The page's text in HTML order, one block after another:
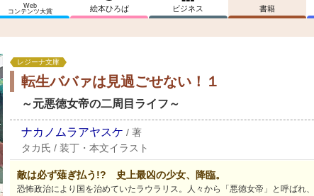
Web
コンテンツ大賞
絵本ひろば ビジネス 書籍
レジーナ文庫
転生ババァは見過ごせない！１
～元悪徳女帝の二周目ライフ～
ナカノムラアヤスケ / 著
タカ氏 / 装丁・本文イラスト
敵は必ず薙ぎ払う!? 史上最凶の少女、降臨。
恐怖政治により国を治めていたラウラリス。人々から「悪徳女帝」と呼ばれ